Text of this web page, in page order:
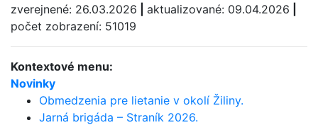
zverejnené: 26.03.2026
aktualizované: 09.04.2026
počet zobrazení: 51019
Kontextové menu:
Novinky
Obmedzenia pre lietanie v okolí Žiliny.
Jarná brigáda – Straník 2026.